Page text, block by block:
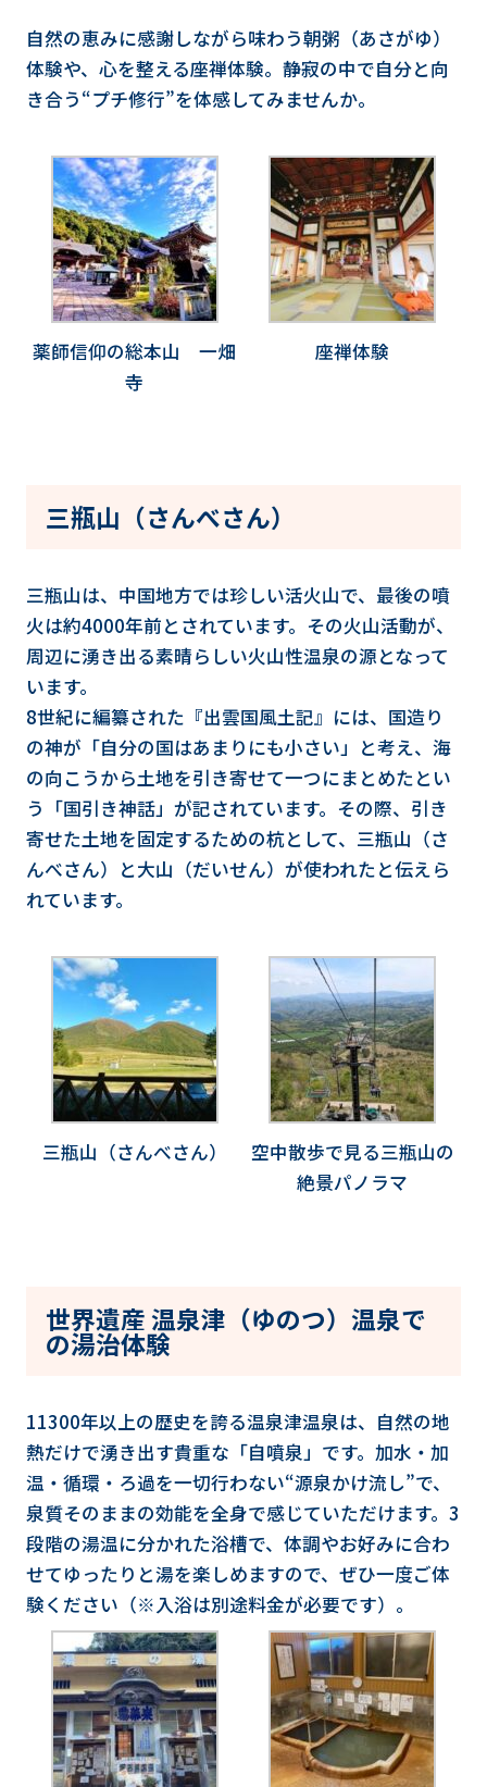
自然の恵みに感謝しながら味わう朝粥（あさがゆ）
体験や、心を整える座禅体験。静寂の中で自分と向
き合う“プチ修行”を体感してみませんか。
薬師信仰の総本山 一畑
寺
座禅体験
三瓶山（さんべさん）
三瓶山は、中国地方では珍しい活火山で、最後の噴
火は約4000年前とされています。その火山活動が、
周辺に湧き出る素晴らしい火山性温泉の源となって
います。
8世紀に編纂された『出雲国風土記』には、国造り
の神が「自分の国はあまりにも小さい」と考え、海
の向こうから土地を引き寄せて一つにまとめたとい
う「国引き神話」が記されています。その際、引き
寄せた土地を固定するための杭として、三瓶山（さ
んべさん）と大山（だいせん）が使われたと伝えら
れています。
三瓶山（さんべさん）
空中散歩で見る三瓶山の
絶景パノラマ
世界遺産 温泉津（ゆのつ）温泉で
の湯治体験
11300年以上の歴史を誇る温泉津温泉は、自然の地
熱だけで湧き出す貴重な「自噴泉」です。加水・加
温・循環・ろ過を一切行わない“源泉かけ流し”で、
泉質そのままの効能を全身で感じていただけます。3
段階の湯温に分かれた浴槽で、体調やお好みに合わ
せてゆったりと湯を楽しめますので、ぜひ一度ご体
験ください（※入浴は別途料金が必要です）。